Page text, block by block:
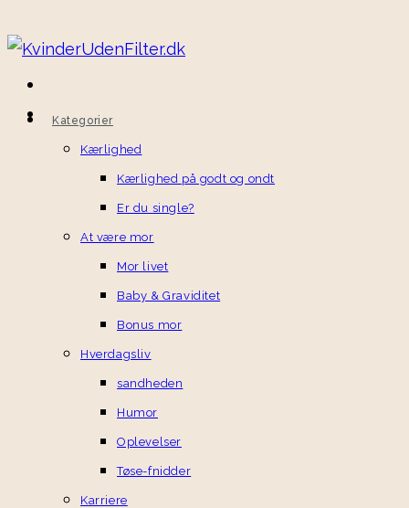
Kategorier
Kærlighed
Kærlighed på godt og ondt
Er du single?
At være mor
Mor livet
Baby & Graviditet
Bonus mor
Hverdagsliv
sandheden
Humor
Oplevelser
Tøse-fnidder
Karriere